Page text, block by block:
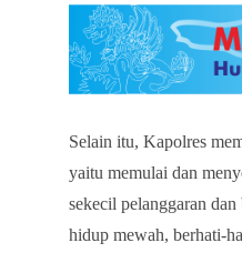
Selain itu, Kapolres
yaitu memulai dan
sekecil pelanggaran
hidup mewah, berhati-